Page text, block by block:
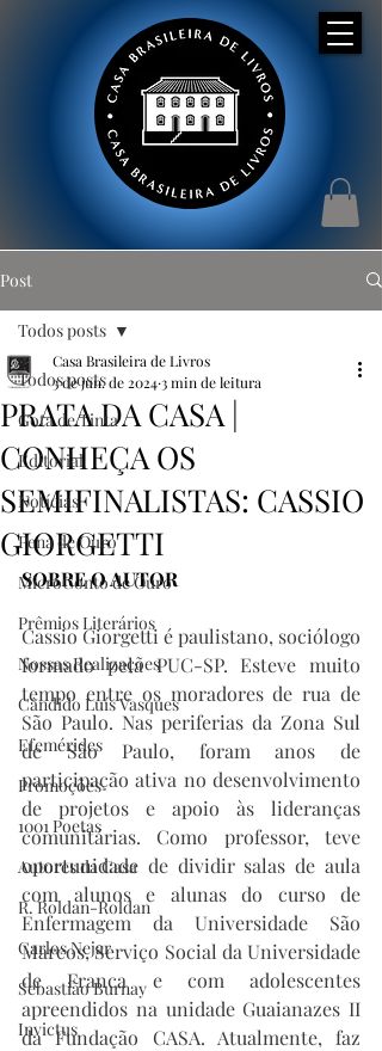
Post
Todos posts
Gota de Tinta
Editorial
Notícias
Pena de Ouro
MicroConto de Ouro
Prêmios Literários
Nossas Realizações
Cândido Luís Vasques
Efemérides
Promoções
1001 Poetas
Autores da Casa
R. Roldan-Roldan
Carlos Nejar
Sebastião Burnay
Invictus
Todos posts
PRATA DA CASA |
CONHEÇA OS
SEMIFINALISTAS: CASSIO
GIORGETTI
Casa Brasileira de Livros
3 de jun. de 20243 min de leitura
SOBRE O AUTOR
Cassio Giorgetti é paulistano, sociólogo
formado pela PUC-SP. Esteve muito
tempo entre os moradores de rua de
São Paulo. Nas periferias da Zona Sul
de São Paulo, foram anos de
participação ativa no desenvolvimento
de projetos e apoio às lideranças
comunitárias. Como professor, teve
oportunidade de dividir salas de aula
com alunos e alunas do curso de
Enfermagem da Universidade São
Marcos, Serviço Social da Universidade
de Franca e com adolescentes
apreendidos na unidade Guaianazes II
da Fundação CASA. Atualmente, faz